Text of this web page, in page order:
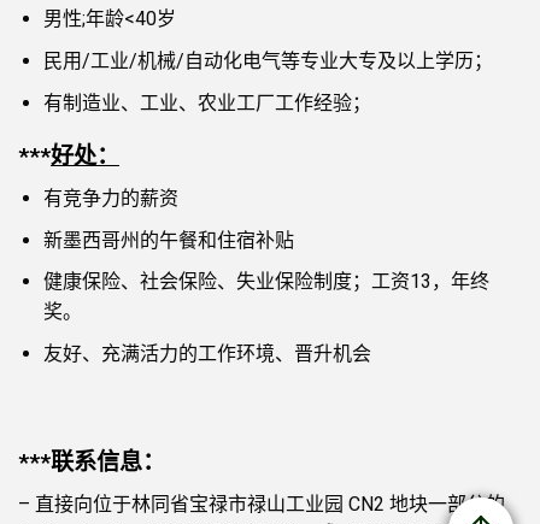
男性;年龄<40岁
民用/工业/机械/自动化电气等专业大专及以上学历；
有制造业、工业、农业工厂工作经验；
***好处：
有竞争力的薪资
新墨西哥州的午餐和住宿补贴
健康保险、社会保险、失业保险制度；工资13，年终
奖。
友好、充满活力的工作环境、晋升机会
***联系信息：
– 直接向位于林同省宝禄市禄山工业园 CN2 地块一部分的
联系我们
电子邮件*